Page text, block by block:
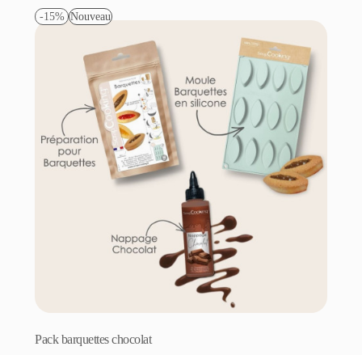
-15% Nouveau
Pack barquettes chocolat